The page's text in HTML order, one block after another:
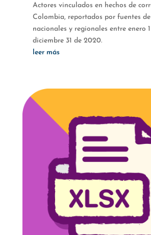
Actores vinculados en hechos de
Colombia, reportados por fuentes
nacionales y regionales entre enero
diciembre 31 de 2020.
leer más